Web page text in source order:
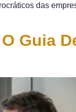
das
Guia